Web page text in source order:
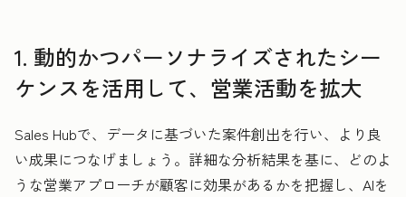
1. 動的かつパーソナライズされたシー
ケンスを活用して、営業活動を拡大
Sales Hubで、データに基づいた案件創出を行い、より良
い成果につなげましょう。詳細な分析結果を基に、どのよ
うな営業アプローチが顧客に効果があるかを把握し、AIを